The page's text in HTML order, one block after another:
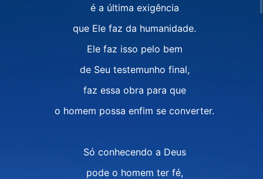
é a última exigência
que Ele faz da humanidade.
Ele faz isso pelo bem
de Seu testemunho final,
faz essa obra para que
o homem possa enfim se converter.
Só conhecendo a Deus
pode o homem ter fé,